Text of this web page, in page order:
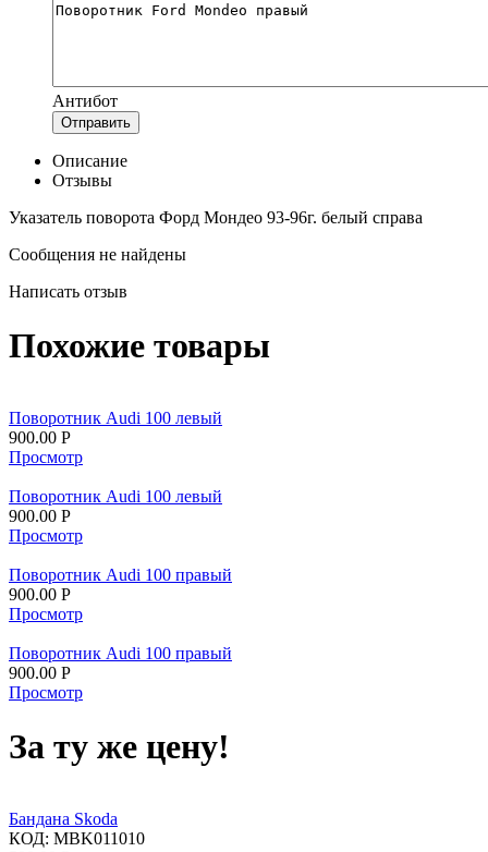
Антибот
Отправить
Описание
Отзывы
Указатель поворота Форд Мондео 93-96г. белый справа
Сообщения не найдены
Написать отзыв
Похожие товары
Поворотник Audi 100 левый
900.00 Р
Просмотр
Поворотник Audi 100 левый
900.00 Р
Просмотр
Поворотник Audi 100 правый
900.00 Р
Просмотр
Поворотник Audi 100 правый
900.00 Р
Просмотр
За ту же цену!
Бандана Skoda
КОД: MBK011010